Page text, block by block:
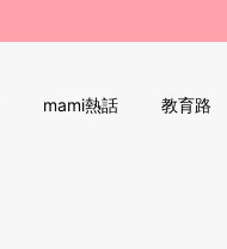
mami熱話 教育路